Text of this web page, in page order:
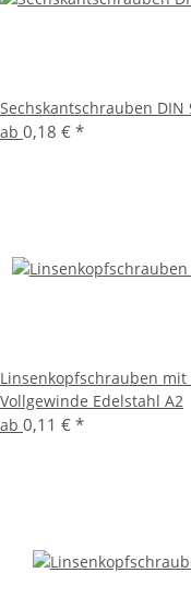
Sechskantschrauben DIN
ab 0,18 € *
Linsenkopfschrauben mit
Vollgewinde Edelstahl A2
ab 0,11 € *